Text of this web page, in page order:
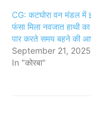
CG: कटघोरा वन मंडल में
फंसा मिला नवजात हाथी
पार करते समय बहने की
September 21, 2025
In "कोरबा"